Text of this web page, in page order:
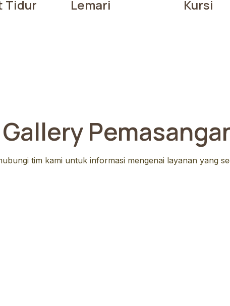
Tidur Lemari Kursi
Gallery
tim kami untuk informasi mengenai layanan yang